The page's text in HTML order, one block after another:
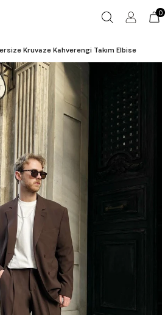
0
Kruvaze Kahverengi Takım Elbise